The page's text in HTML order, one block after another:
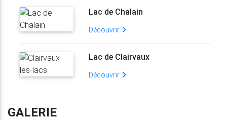
Lac de Chalain
Découvrir
Lac de Clairvaux
Découvrir
GALERIE